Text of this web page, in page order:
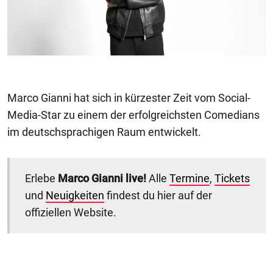
Marco Gianni hat sich in kürzester Zeit vom Social-
Media-Star zu einem der erfolgreichsten Comedians
im deutschsprachigen Raum entwickelt.
Erlebe Marco Gianni live!Alle Termine, Tickets
und Neuigkeiten findest du hier auf der
offiziellen Website.